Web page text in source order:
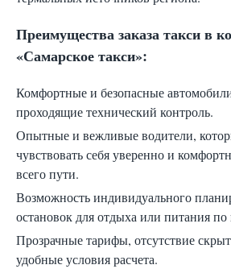
Преимущества заказа такси в
«Самарское такси»:
Комфортные и безопасные
проходящие технический контроль.
Опытные и вежливые водители,
чувствовать себя уверенно и
всего пути.
Возможность индивидуального
остановок для отдыха или питания по
Прозрачные тарифы, отсутствие
удобные условия расчета.